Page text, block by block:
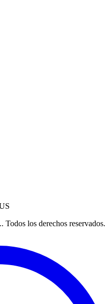
. Todos los derechos reservados.